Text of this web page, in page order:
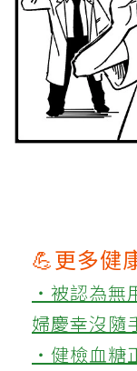
💪更多健
‧被認為無
婦慶幸沒隨
‧健檢血糖